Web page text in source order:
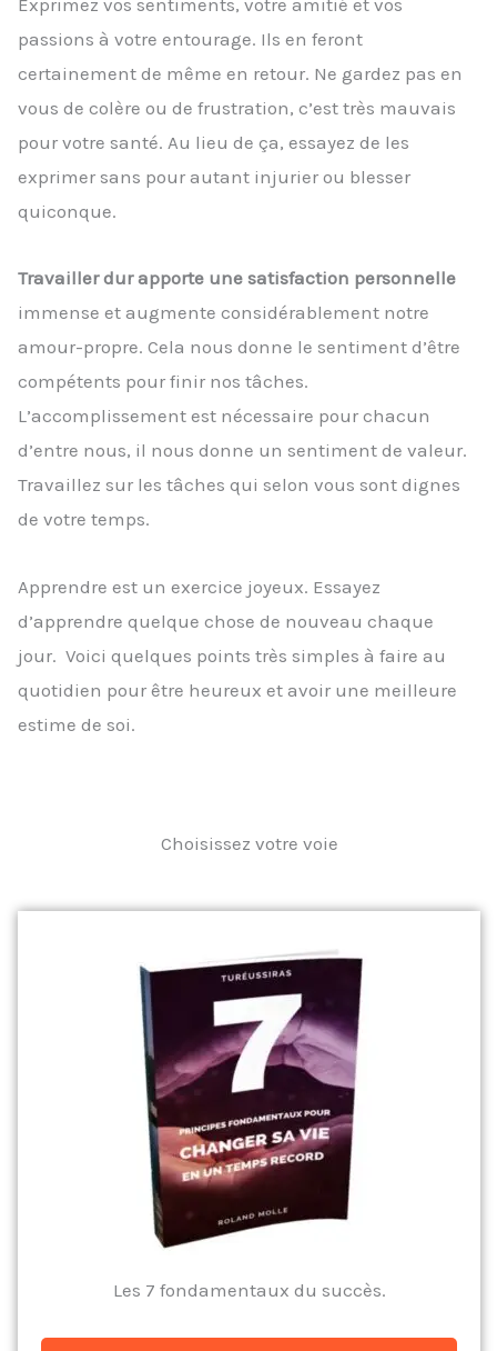
passions à votre entourage. Ils en feront
certainement de même en retour. Ne gardez pas en
vous de colère ou de frustration, c’est très mauvais
pour votre santé. Au lieu de ça, essayez de les
exprimer sans pour autant injurier ou blesser
quiconque.
Travailler dur apporte une satisfaction personnelle
immense et augmente considérablement notre
amour-propre. Cela nous donne le sentiment d’être
compétents pour finir nos tâches.
L’accomplissement est nécessaire pour chacun
d’entre nous, il nous donne un sentiment de valeur.
Travaillez sur les tâches qui selon vous sont dignes
de votre temps.
Apprendre est un exercice joyeux. Essayez
d’apprendre quelque chose de nouveau chaque
jour. Voici quelques points très simples à faire au
quotidien pour être heureux et avoir une meilleure
estime de soi.
Choisissez votre voie
Les 7 fondamentaux du succès.